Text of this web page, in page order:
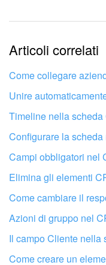
Le informazioni
Troppo breve, ho
Non mi soddisfa
Articoli correlati
Come collegare
Unire
Timeline nella scheda
Configurare la
Campi obbligatori nel
Elimina gli elementi
Come cambiare il
Azioni di gruppo nel
Il campo Cliente nella
Come creare un